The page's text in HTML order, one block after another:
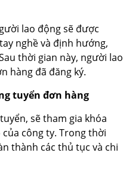
lao động sẽ được
nghề và định hướng,
thời gian này, người lao
hàng đã đăng ký.
tuyển đơn hàng
sẽ tham gia khóa
công ty. Trong thời
thành các thủ tục và chi